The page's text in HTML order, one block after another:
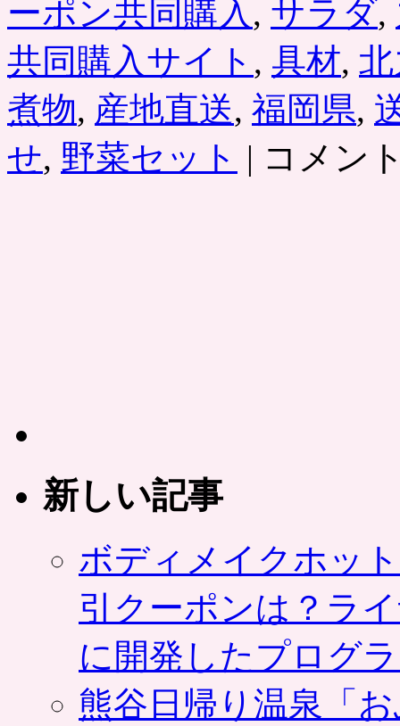
ーポン共同購入 , サラダ,
共同購入サイト , 具材,
煮物, 産地直送, 福岡県,
せ, 野菜セット |
り
7kg
8kg
を
岡
北
九
コメン
新しい記事
ボディメイクホッ
引クーポンは？ラ
に開発したプログ
熊谷日帰り温泉「